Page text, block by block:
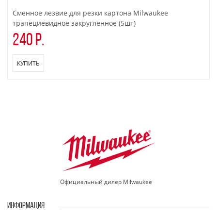
Сменное лезвие для резки картона Milwaukee
трапециевидное закругленное (5шт)
240 р.
КУПИТЬ
Официальный дилер Milwaukee
ИНФОРМАЦИЯ